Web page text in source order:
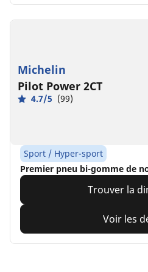
Michelin
Pilot Power 2CT
4.7/5 (99)
Sport / Hyper-sport
Premier pneu bi-gomme de
Trouver la
Voir les